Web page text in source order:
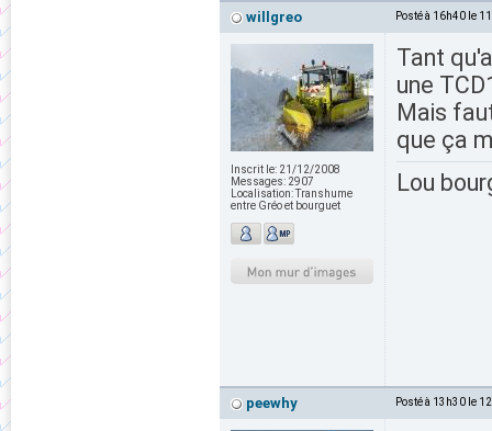
willgreo Posté à 16h40 le
Inscrit le: 21/12/2008
Messages: 2907
Localisation:Transhume
entre Gréo et bourguet
Tant
une
Mais
que ça
Lou
peewhy Posté à 13h30 le